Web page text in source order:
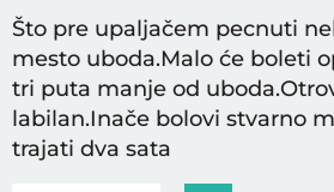
Što pre upaljačem pecnuti
mesto uboda.Malo će boleti
tri puta manje od
labilan.Inače bolovi stvarno
trajati dva sata